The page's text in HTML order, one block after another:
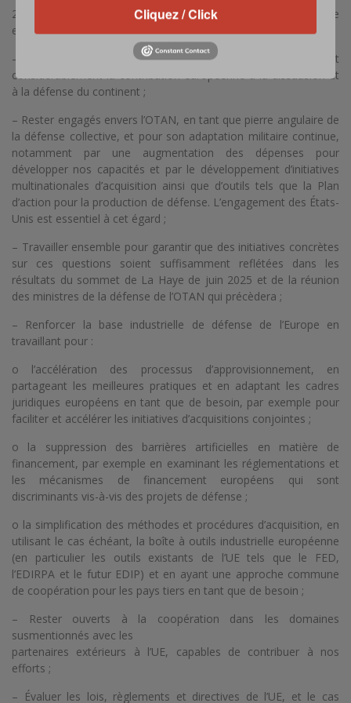
2/ Consolider notre approche commune de la défense
européenne dans les cadres de l’OTAN et de l’UE
– Maintenir un lien transatlantique fort tout en augmentant
considérablement la contribution européenne à la dissuasion et
à la défense du continent ;
– Rester engagés envers l’OTAN, en tant que pierre angulaire de
la défense collective, et pour son adaptation militaire continue,
notamment par une augmentation des dépenses pour
développer nos capacités et par le développement d’initiatives
multinationales d’acquisition ainsi que d’outils tels que la Plan
d’action pour la production de défense. L’engagement des États-
Unis est essentiel à cet égard ;
– Travailler ensemble pour garantir que des initiatives concrètes
sur ces questions soient suffisamment reflétées dans les
résultats du sommet de La Haye de juin 2025 et de la réunion
des ministres de la défense de l’OTAN qui précèdera ;
– Renforcer la base industrielle de défense de l’Europe en
travaillant pour :
o l’accélération des processus d’approvisionnement, en
partageant les meilleures pratiques et en adaptant les cadres
juridiques européens en tant que de besoin, par exemple pour
faciliter et accélérer les initiatives d’acquisitions conjointes ;
o la suppression des barrières artificielles en matière de
financement, par exemple en examinant les réglementations et
les mécanismes de financement européens qui sont
discriminants vis-à-vis des projets de défense ;
o la simplification des méthodes et procédures d’acquisition, en
utilisant le cas échéant, la boîte à outils industrielle européenne
(en particulier les outils existants de l’UE tels que le FED,
l’EDIRPA et le futur EDIP) et en ayant une approche commune
de coopération pour les pays tiers en tant que de besoin ;
– Rester ouverts à la coopération dans les domaines
susmentionnés avec les
partenaires extérieurs à l’UE, capables de contribuer à nos
efforts ;
– Évaluer les lois, règlements et directives de l’UE, et le cas
Cliquez / Click